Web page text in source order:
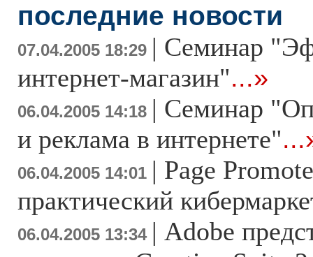
последние новости
07.04.2005 18:29 | Семинар
интернет-магазин"...»
06.04.2005 14:18 | Семинар
и реклама в интернете"
06.04.2005 14:01 | Page
практический
06.04.2005 13:34 | Adobe